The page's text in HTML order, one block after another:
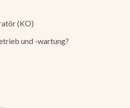
(KO)
und -wartung?